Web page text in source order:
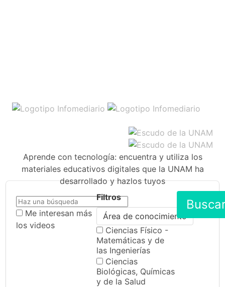
Aprende con tecnología: encuentra y utiliza los
materiales educativos digitales que la UNAM ha
desarrollado y hazlos tuyos
Me interesan más
los videos
Filtros
Área de conocimiento
Ciencias Físico -
Matemáticas y de
las Ingenierías
Ciencias
Biológicas, Químicas
y de la Salud